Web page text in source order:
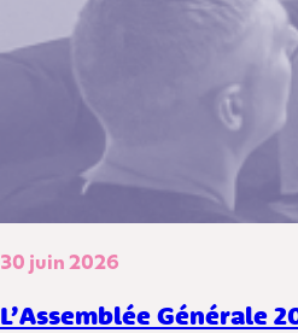
30 juin 2026
L’Assemblée Générale